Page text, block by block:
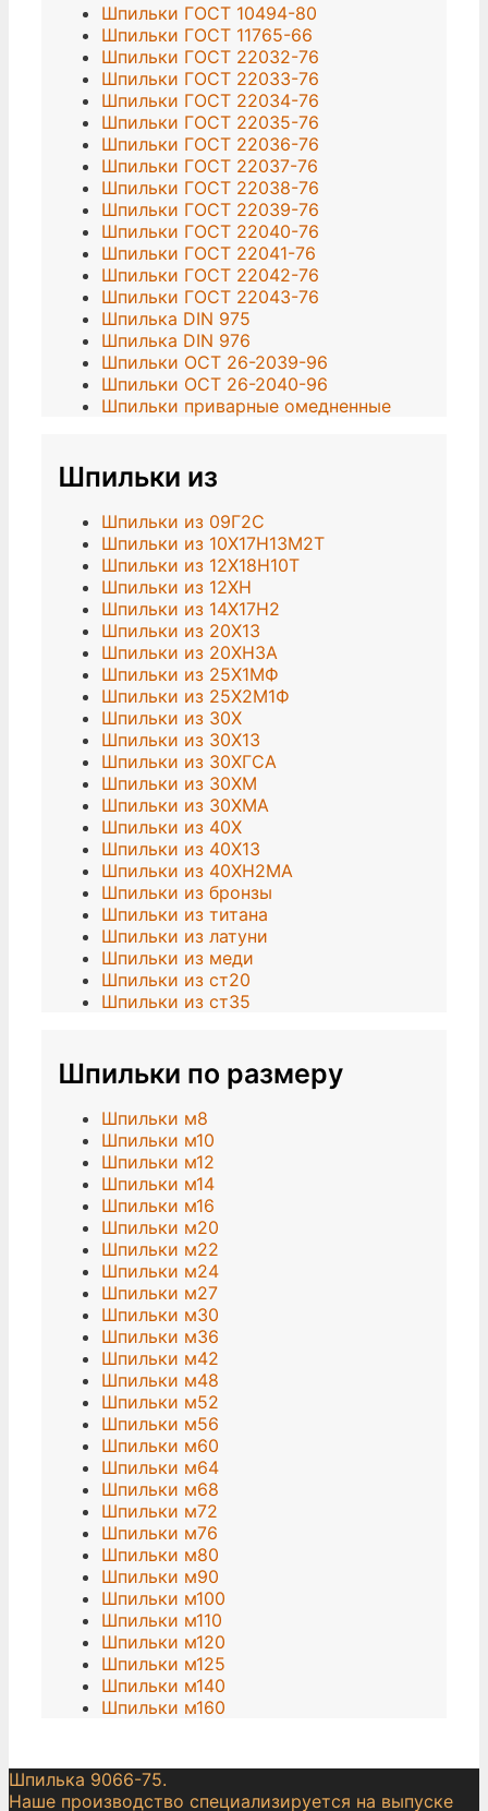
Шпильки ГОСТ 10494-80
Шпильки ГОСТ 11765-66
Шпильки ГОСТ 22032-76
Шпильки ГОСТ 22033-76
Шпильки ГОСТ 22034-76
Шпильки ГОСТ 22035-76
Шпильки ГОСТ 22036-76
Шпильки ГОСТ 22037-76
Шпильки ГОСТ 22038-76
Шпильки ГОСТ 22039-76
Шпильки ГОСТ 22040-76
Шпильки ГОСТ 22041-76
Шпильки ГОСТ 22042-76
Шпильки ГОСТ 22043-76
Шпилька DIN 975
Шпилька DIN 976
Шпильки ОСТ 26-2039-96
Шпильки ОСТ 26-2040-96
Шпильки приварные омедненные
Шпильки из
Шпильки из 09Г2С
Шпильки из 10Х17Н13М2Т
Шпильки из 12Х18Н10Т
Шпильки из 12ХН
Шпильки из 14Х17Н2
Шпильки из 20Х13
Шпильки из 20ХН3А
Шпильки из 25Х1МФ
Шпильки из 25Х2М1Ф
Шпильки из 30Х
Шпильки из 30Х13
Шпильки из 30ХГСА
Шпильки из 30ХМ
Шпильки из 30ХМА
Шпильки из 40Х
Шпильки из 40Х13
Шпильки из 40ХН2МА
Шпильки из бронзы
Шпильки из титана
Шпильки из латуни
Шпильки из меди
Шпильки из ст20
Шпильки из ст35
Шпильки по размеру
Шпильки м8
Шпильки м10
Шпильки м12
Шпильки м14
Шпильки м16
Шпильки м20
Шпильки м22
Шпильки м24
Шпильки м27
Шпильки м30
Шпильки м36
Шпильки м42
Шпильки м48
Шпильки м52
Шпильки м56
Шпильки м60
Шпильки м64
Шпильки м68
Шпильки м72
Шпильки м76
Шпильки м80
Шпильки м90
Шпильки м100
Шпильки м110
Шпильки м120
Шпильки м125
Шпильки м140
Шпильки м160
Шпилька 9066-75.
Наше производство специализируется на выпуске